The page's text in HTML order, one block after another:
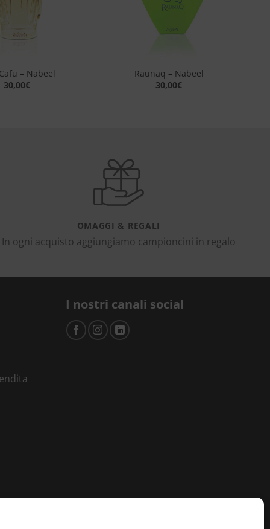
– Nabeel
30,00€
Raunaq – Nabeel
30,00€
OMAGGI & REGALI
In ogni acquisto aggiungiamo campioncini in regalo
I nostri canali social